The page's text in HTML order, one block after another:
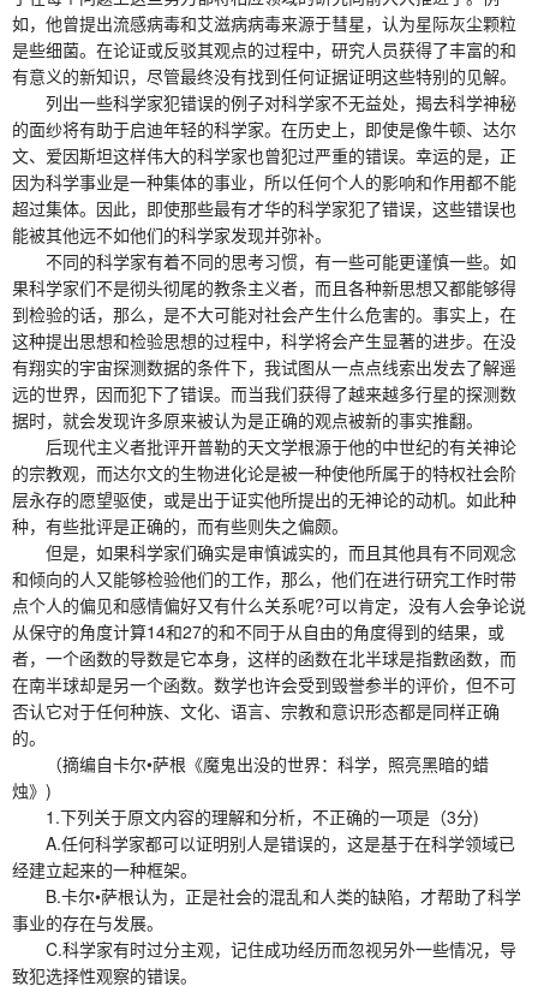
如，他曾提出流感病毒和艾滋病病毒来源于彗星，认为星际灰尘颗粒
是些细菌。在论证或反驳其观点的过程中，研究人员获得了丰富的和
有意义的新知识，尽管最终没有找到任何证据证明这些特别的见解。
列出一些科学家犯错误的例子对科学家不无益处，揭去科学神秘
的面纱将有助于启迪年轻的科学家。在历史上，即使是像牛顿、达尔
文、爱因斯坦这样伟大的科学家也曾犯过严重的错误。幸运的是，正
因为科学事业是一种集体的事业，所以任何个人的影响和作用都不能
超过集体。因此，即使那些最有才华的科学家犯了错误，这些错误也
能被其他远不如他们的科学家发现并弥补。
不同的科学家有着不同的思考习惯，有一些可能更谨慎一些。如
果科学家们不是彻头彻尾的教条主义者，而且各种新思想又都能够得
到检验的话，那么，是不大可能对社会产生什么危害的。事实上，在
这种提出思想和检验思想的过程中，科学将会产生显著的进步。在没
有翔实的宇宙探测数据的条件下，我试图从一点点线索出发去了解遥
远的世界，因而犯下了错误。而当我们获得了越来越多行星的探测数
据时，就会发现许多原来被认为是正确的观点被新的事实推翻。
后现代主义者批评开普勒的天文学根源于他的中世纪的有关神论
的宗教观，而达尔文的生物进化论是被一种使他所属于的特权社会阶
层永存的愿望驱使，或是出于证实他所提出的无神论的动机。如此种
种，有些批评是正确的，而有些则失之偏颇。
但是，如果科学家们确实是审慎诚实的，而且其他具有不同观念
和倾向的人又能够检验他们的工作，那么，他们在进行研究工作时带
点个人的偏见和感情偏好又有什么关系呢?可以肯定，没有人会争论说
从保守的角度计算14和27的和不同于从自由的角度得到的结果，或
者，一个函数的导数是它本身，这样的函数在北半球是指數函数，而
在南半球却是另一个函数。数学也许会受到毁誉参半的评价，但不可
否认它对于任何种族、文化、语言、宗教和意识形态都是同样正确
的。
（摘编自卡尔•萨根《魔鬼出没的世界：科学，照亮黑暗的蜡
烛》)
1.下列关于原文内容的理解和分析，不正确的一项是（3分)
A.任何科学家都可以证明别人是错误的，这是基于在科学领域已
经建立起来的一种框架。
B.卡尔•萨根认为，正是社会的混乱和人类的缺陷，才帮助了科学
事业的存在与发展。
C.科学家有时过分主观，记住成功经历而忽视另外一些情况，导
致犯选择性观察的错误。